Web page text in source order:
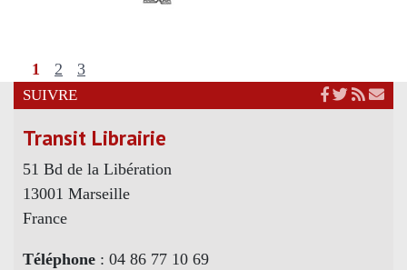
1 2 3
SUIVRE
Transit Librairie
51 Bd de la Libération
13001 Marseille
France
Téléphone : 04 86 77 10 69